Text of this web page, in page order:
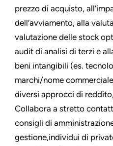
prezzo di acquisto,
dell’avviamento, alla
valutazione delle stock
audit di analisi di terzi e
beni intangibili (es.
marchi/nome
diversi approcci di
Collabora a stretto
consigli di
gestione,individui di